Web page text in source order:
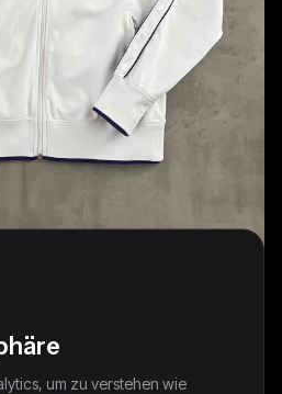
um zu verstehen wie